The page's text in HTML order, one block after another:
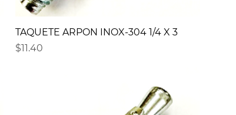
TAQUETE ARPON INOX-304 1/4 X 3
Precio
$11.40